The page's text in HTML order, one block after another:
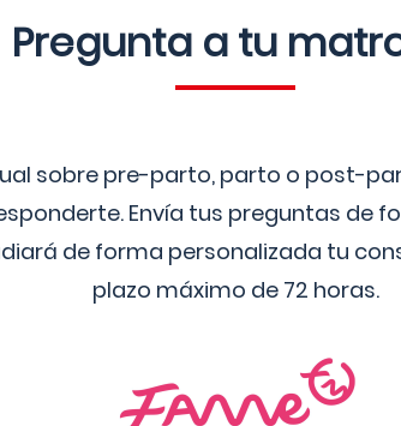
Pregunta a tu
sobre pre-parto, parto o post-
Envía tus preguntas de
de forma personalizada tu
plazo máximo de 72 horas.